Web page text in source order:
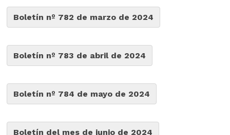
Boletín nº 782 de marzo de 2024
Boletín nº 783 de abril de 2024
Boletín nº 784 de mayo de 2024
Boletín del mes de junio de 2024